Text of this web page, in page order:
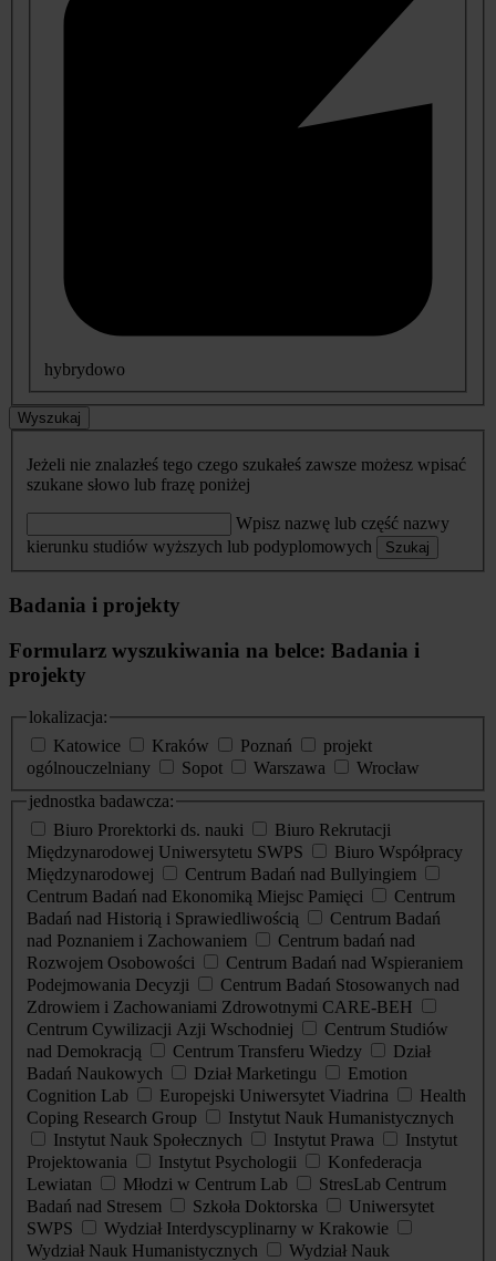
hybrydowo
Wyszukaj
Jeżeli nie znalazłeś tego czego szukałeś zawsze możesz wpisać
szukane słowo lub frazę poniżej
Wpisz nazwę lub część nazwy
kierunku studiów wyższych lub podyplomowych
Szukaj
Badania i projekty
Formularz wyszukiwania na belce: Badania i
projekty
lokalizacja:
Katowice
Kraków Poznań
projekt
ogólnouczelniany
Sopot Warszawa
Wrocław
jednostka badawcza:
Biuro Prorektorki ds. nauki
Biuro Rekrutacji
Międzynarodowej Uniwersytetu SWPS
Biuro Współpracy
Międzynarodowej
Centrum Badań nad Bullyingiem
Centrum Badań nad Ekonomiką Miejsc Pamięci
Centrum
Badań nad Historią i Sprawiedliwością
Centrum Badań
nad Poznaniem i Zachowaniem
Centrum badań nad
Rozwojem Osobowości
Centrum Badań nad Wspieraniem
Podejmowania Decyzji
Centrum Badań Stosowanych nad
Zdrowiem i Zachowaniami Zdrowotnymi CARE-BEH
Centrum Cywilizacji Azji Wschodniej
Centrum Studiów
nad Demokracją
Centrum Transferu Wiedzy
Dział
Badań Naukowych
Dział Marketingu
Emotion
Cognition Lab
Europejski Uniwersytet Viadrina
Health
Coping Research Group
Instytut Nauk Humanistycznych
Instytut Nauk Społecznych
Instytut Prawa
Instytut
Projektowania
Instytut Psychologii
Konfederacja
Lewiatan
Młodzi w Centrum Lab
StresLab Centrum
Badań nad Stresem
Szkoła Doktorska
Uniwersytet
SWPS
Wydział Interdyscyplinarny w Krakowie
Wydział Nauk Humanistycznych
Wydział Nauk